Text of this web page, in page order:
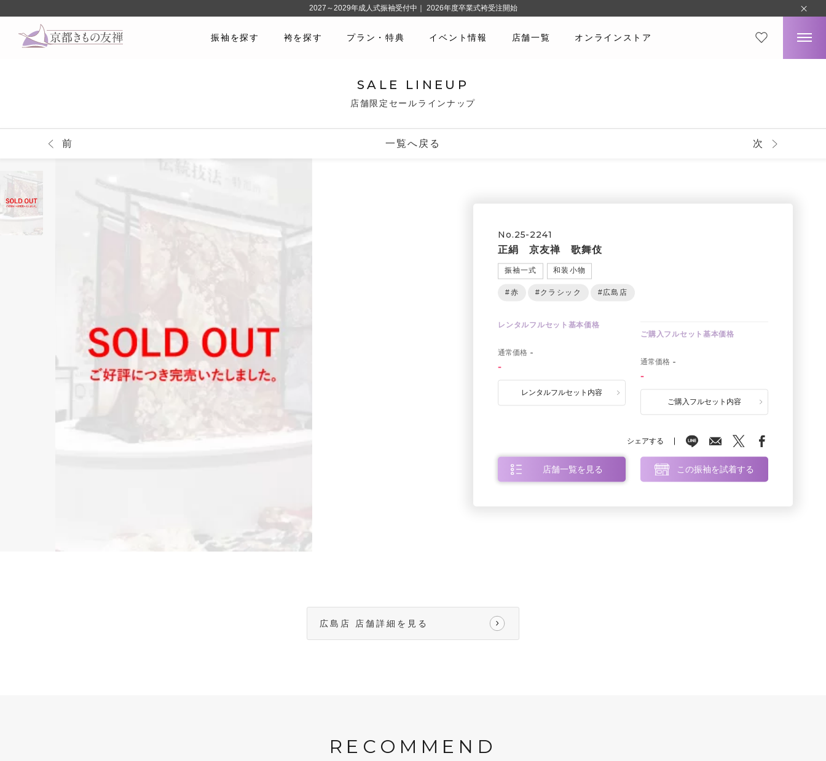
振袖を探す 袴を探す プラン・特典 イベント情報 店舗一覧 オンラインストア
SALE LINEUP
店舗限定セールラインナップ
前 一覧へ戻る 次
No.25-2241
正絹 京友禅 歌舞伎
振袖一式 和装小物
#赤 #クラシック #広島店
レンタルフルセット基本価格
通常価格 -
-
レンタルフルセット内容
ご購入フルセット基本価格
通常価格 -
-
ご購入フルセット内容
シェアする
店舗一覧を見る この振袖を試着する
広島店 店舗詳細を見る
RECOMMEND
2027～2029年成人式振袖受付中｜ 2026年度卒業式袴受注開始